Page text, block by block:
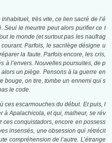
très vite, ce lien sacré de l’é
Seul le meurtre peut alors purifier ce t
le monde (et surtout pas les naufrag
Parfois, le sacrilège désigne u
la faute. Parfois encore, les cris,
à l’envers. Nouvelles poursuites, de p
un piège. Pensons à la guerre en
bouge, on tire, tombe un ennemi qui s
le code.
ces escarmouches du début. Et puis, l
à Apalachicola, et qui, malheur, se rév
conquistadors, encore en possess
insensés, une obsession qui rétrécit
compréhension de l’autre. L’étrange